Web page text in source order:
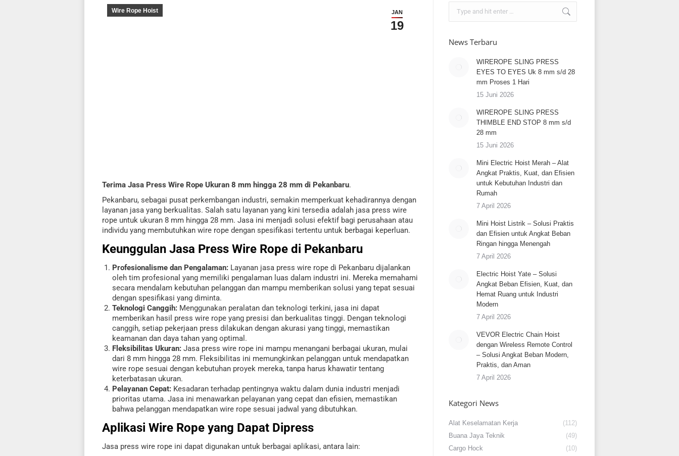
JAN
19
Wire Rope Hoist
Terima Jasa Press Wire Rope Ukuran 8 mm hingga 28 mm di Pekanbaru.
Pekanbaru, sebagai pusat perkembangan industri, semakin memperkuat kehadirannya dengan
layanan jasa yang berkualitas. Salah satu layanan yang kini tersedia adalah jasa press wire
rope untuk ukuran 8 mm hingga 28 mm. Jasa ini menjadi solusi efektif bagi perusahaan atau
individu yang membutuhkan wire rope dengan spesifikasi tertentu untuk berbagai keperluan.
Keunggulan Jasa Press Wire Rope di Pekanbaru
Profesionalisme dan Pengalaman: Layanan jasa press wire rope di Pekanbaru dijalankan
oleh tim profesional yang memiliki pengalaman luas dalam industri ini. Mereka memahami
secara mendalam kebutuhan pelanggan dan mampu memberikan solusi yang tepat sesuai
dengan spesifikasi yang diminta.
Teknologi Canggih: Menggunakan peralatan dan teknologi terkini, jasa ini dapat
memberikan hasil press wire rope yang presisi dan berkualitas tinggi. Dengan teknologi
canggih, setiap pekerjaan press dilakukan dengan akurasi yang tinggi, memastikan
keamanan dan daya tahan yang optimal.
Fleksibilitas Ukuran: Jasa press wire rope ini mampu menangani berbagai ukuran, mulai
dari 8 mm hingga 28 mm. Fleksibilitas ini memungkinkan pelanggan untuk mendapatkan
wire rope sesuai dengan kebutuhan proyek mereka, tanpa harus khawatir tentang
keterbatasan ukuran.
Pelayanan Cepat: Kesadaran terhadap pentingnya waktu dalam dunia industri menjadi
prioritas utama. Jasa ini menawarkan pelayanan yang cepat dan efisien, memastikan
bahwa pelanggan mendapatkan wire rope sesuai jadwal yang dibutuhkan.
Aplikasi Wire Rope yang Dapat Dipress
Jasa press wire rope ini dapat digunakan untuk berbagai aplikasi, antara lain:
News Terbaru
WIREROPE SLING PRESS
EYES TO EYES Uk 8 mm s/d 28
mm Proses 1 Hari
15 Juni 2026
WIREROPE SLING PRESS
THIMBLE END STOP 8 mm s/d
28 mm
15 Juni 2026
Mini Electric Hoist Merah – Alat
Angkat Praktis, Kuat, dan Efisien
untuk Kebutuhan Industri dan
Rumah
7 April 2026
Mini Hoist Listrik – Solusi Praktis
dan Efisien untuk Angkat Beban
Ringan hingga Menengah
7 April 2026
Electric Hoist Yate – Solusi
Angkat Beban Efisien, Kuat, dan
Hemat Ruang untuk Industri
Modern
7 April 2026
VEVOR Electric Chain Hoist
dengan Wireless Remote Control
– Solusi Angkat Beban Modern,
Praktis, dan Aman
7 April 2026
Kategori News
Alat Keselamatan Kerja
(112)
Buana Jaya Teknik
(49)
Cargo Hock
(10)